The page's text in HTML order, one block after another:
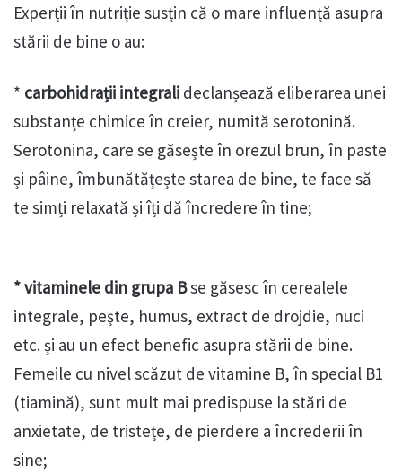
Experții în nutriție susțin că o mare influență asupra
stării de bine o au:
* carbohidrații integrali declanșează eliberarea unei
substanțe chimice în creier, numită serotonină.
Serotonina, care se găsește în orezul brun, în paste
și pâine, îmbunătățește starea de bine, te face să
te simți relaxată și îți dă încredere în tine;
* vitaminele din grupa Bse găsesc în cerealele
integrale, pește, humus, extract de drojdie, nuci
etc. și au un efect benefic asupra stării de bine.
Femeile cu nivel scăzut de vitamine B, în special B1
(tiamină), sunt mult mai predispuse la stări de
anxietate, de tristețe, de pierdere a încrederii în
sine;